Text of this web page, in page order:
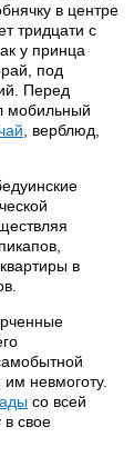
в центре
тридцати с
у принца
под
Перед
мобильный
, верблюд,
в
невмоготу.
со всей
в свое